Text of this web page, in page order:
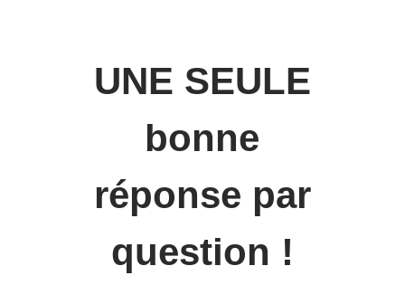
UNE SEULE
bonne
réponse par
question !